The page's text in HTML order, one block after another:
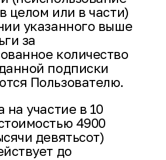
целом или в части)
указанного выше
за
количество
подписки
Пользователю.
на участие в 10
4900
девятьсот)
до